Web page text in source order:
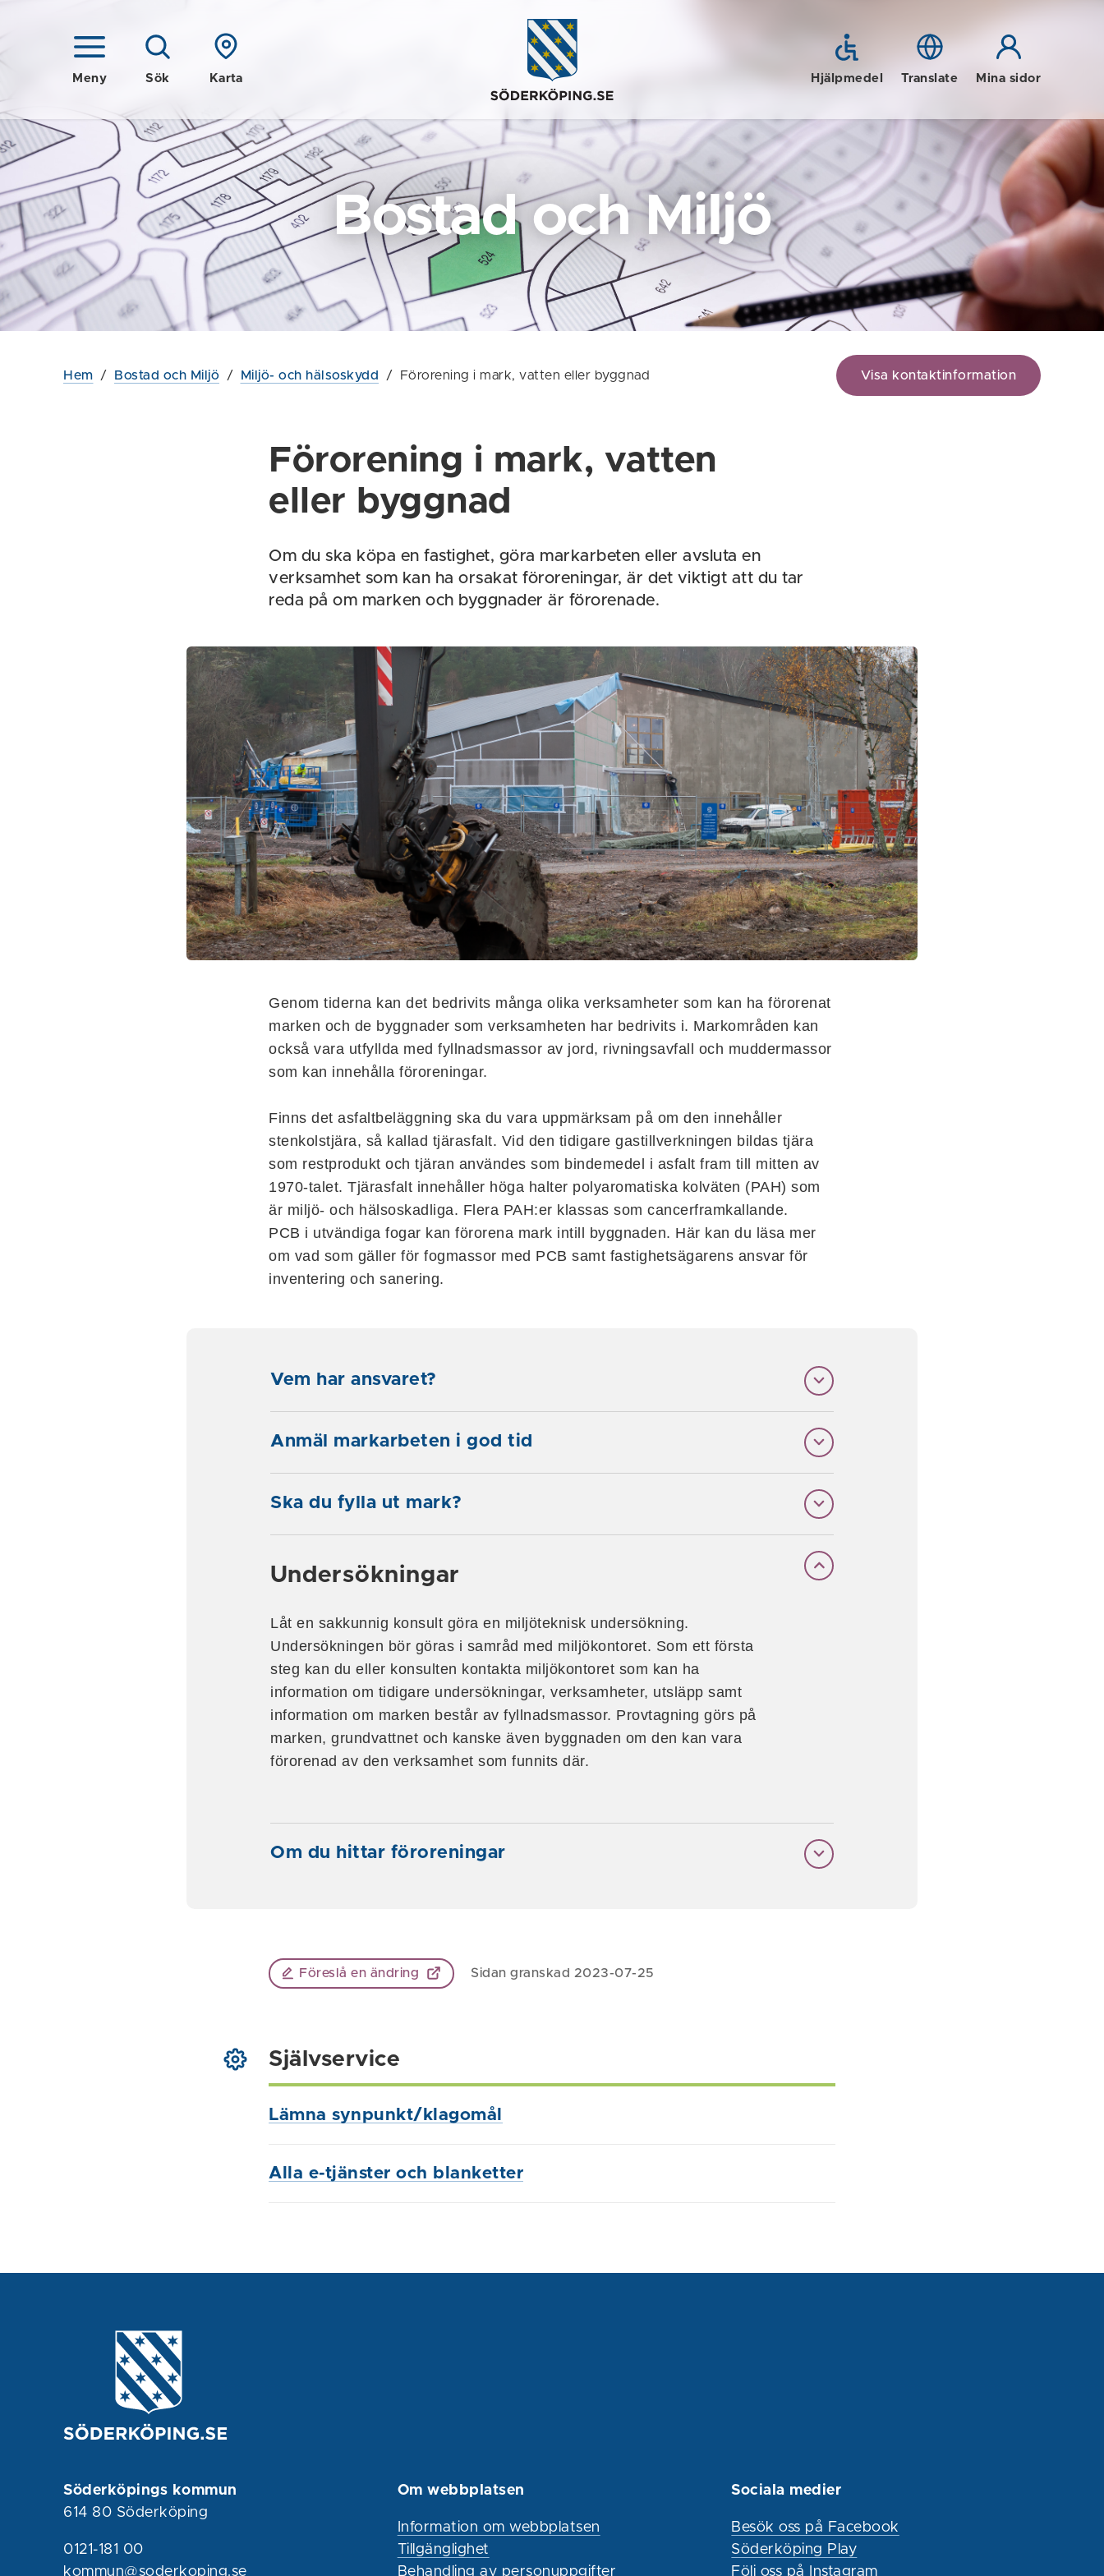
Meny Sök Karta Hjälpmedel Translate Mina sidor
Bostad och Miljö
Hem / Bostad och Miljö / Miljö- och hälsoskydd / Förorening i mark, vatten eller byggnad Visa kontaktinformation
Förorening i mark, vatten
eller byggnad
Om du ska köpa en fastighet, göra markarbeten eller avsluta en
verksamhet som kan ha orsakat föroreningar, är det viktigt att du tar
reda på om marken och byggnader är förorenade.
Genom tiderna kan det bedrivits många olika verksamheter som kan ha förorenat
marken och de byggnader som verksamheten har bedrivits i. Markområden kan
också vara utfyllda med fyllnadsmassor av jord, rivningsavfall och muddermassor
som kan innehålla föroreningar.
Finns det asfaltbeläggning ska du vara uppmärksam på om den innehåller
stenkolstjära, så kallad tjärasfalt. Vid den tidigare gastillverkningen bildas tjära
som restprodukt och tjäran användes som bindemedel i asfalt fram till mitten av
1970-talet. Tjärasfalt innehåller höga halter polyaromatiska kolväten (PAH) som
är miljö- och hälsoskadliga. Flera PAH:er klassas som cancerframkallande.
PCB i utvändiga fogar kan förorena mark intill byggnaden. Här kan du läsa mer
om vad som gäller för fogmassor med PCB samt fastighetsägarens ansvar för
inventering och sanering.
Vem har ansvaret?
Anmäl markarbeten i god tid
Ska du fylla ut mark?
Undersökningar
Låt en sakkunnig konsult göra en miljöteknisk undersökning.
Undersökningen bör göras i samråd med miljökontoret. Som ett första
steg kan du eller konsulten kontakta miljökontoret som kan ha
information om tidigare undersökningar, verksamheter, utsläpp samt
information om marken består av fyllnadsmassor. Provtagning görs på
marken, grundvattnet och kanske även byggnaden om den kan vara
förorenad av den verksamhet som funnits där.
Om du hittar föroreningar
Föreslå en ändring Sidan granskad 2023-07-25
Självservice
Lämna synpunkt/klagomål
Alla e-tjänster och blanketter
Söderköpings kommun
614 80 Söderköping
0121-181 00
kommun@soderkoping.se
Om webbplatsen
Information om webbplatsen
Tillgänglighet
Behandling av personuppgifter
Sociala medier
Besök oss på Facebook
Söderköping Play
Följ oss på Instagram